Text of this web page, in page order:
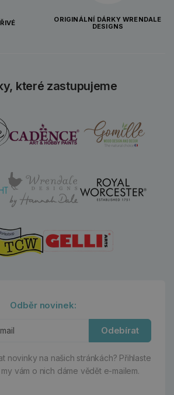
ORIGINÁLNÍ DÁRKY WRENDALE
DESIGNS
které zastupujeme
Odběr novinek:
Odebírat
novinky na našich stránkách? Přihlaste
vám o nich dáme vědět e-mailem.